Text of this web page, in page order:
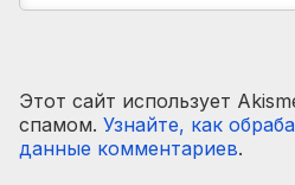
Этот сайт использует
спамом. Узнайте, как
данные комментариев.